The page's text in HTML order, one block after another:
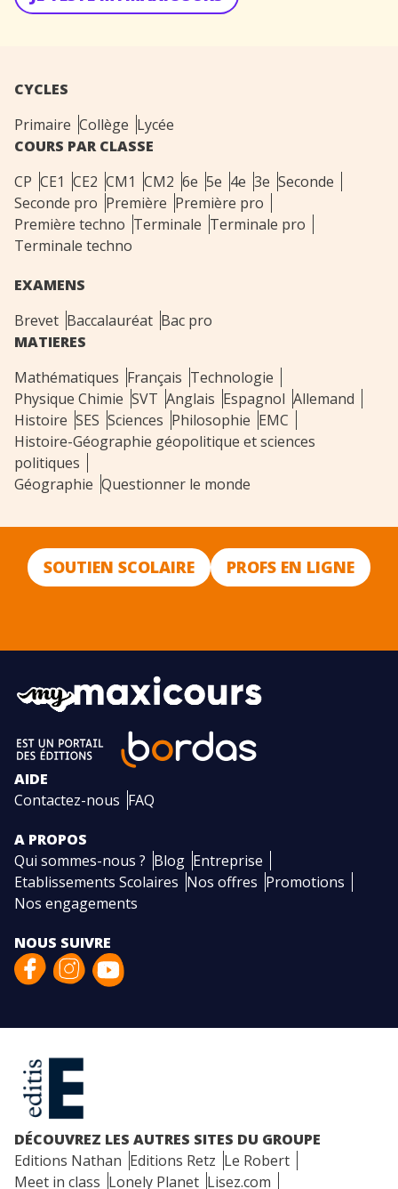
CYCLES
Primaire Collège Lycée
COURS PAR CLASSE
CP CE1 CE2 CM1 CM2 6e 5e 4e 3e Seconde
Seconde pro Première Première pro
Première techno Terminale Terminale pro
Terminale techno
EXAMENS
Brevet Baccalauréat Bac pro
MATIERES
Mathématiques Français Technologie
Physique Chimie SVT Anglais Espagnol Allemand
Histoire SES Sciences Philosophie EMC
Histoire-Géographie géopolitique et sciences
politiques
Géographie Questionner le monde
SOUTIEN SCOLAIRE PROFS EN LIGNE
AIDE
Contactez-nous FAQ
A PROPOS
Qui sommes-nous ? Blog Entreprise
Etablissements Scolaires Nos offres Promotions
Nos engagements
NOUS SUIVRE
DÉCOUVREZ LES AUTRES SITES DU GROUPE
Editions Nathan Editions Retz Le Robert
Meet in class Lonely Planet Lisez.com